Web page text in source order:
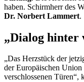
haben. Schirmherr des
Dr. Norbert Lammert.
„Dialog hinter
„Das Herzstück der
der Europäischen
verschlossenen